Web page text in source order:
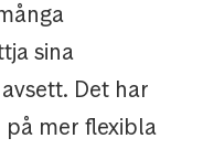
sina
Det har
mer flexibla